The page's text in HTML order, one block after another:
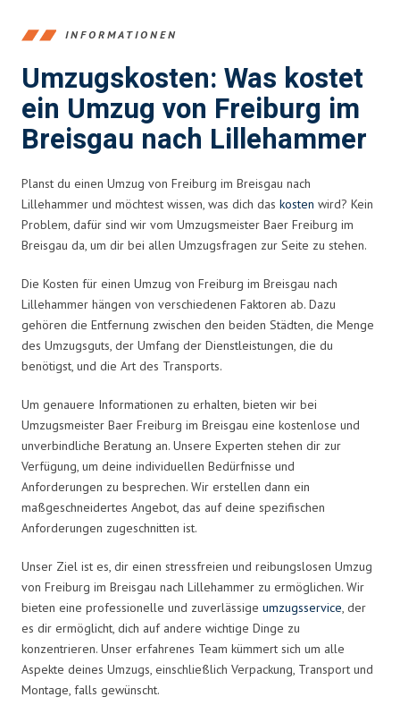
INFORMATIONEN
Umzugskosten: Was kostet
ein Umzug von Freiburg im
Breisgau nach Lillehammer
Planst du einen Umzug von Freiburg im Breisgau nach
Lillehammer und möchtest wissen, was dich das kosten wird? Kein
Problem, dafür sind wir vom Umzugsmeister Baer Freiburg im
Breisgau da, um dir bei allen Umzugsfragen zur Seite zu stehen.
Die Kosten für einen Umzug von Freiburg im Breisgau nach
Lillehammer hängen von verschiedenen Faktoren ab. Dazu
gehören die Entfernung zwischen den beiden Städten, die Menge
des Umzugsguts, der Umfang der Dienstleistungen, die du
benötigst, und die Art des Transports.
Um genauere Informationen zu erhalten, bieten wir bei
Umzugsmeister Baer Freiburg im Breisgau eine kostenlose und
unverbindliche Beratung an. Unsere Experten stehen dir zur
Verfügung, um deine individuellen Bedürfnisse und
Anforderungen zu besprechen. Wir erstellen dann ein
maßgeschneidertes Angebot, das auf deine spezifischen
Anforderungen zugeschnitten ist.
Unser Ziel ist es, dir einen stressfreien und reibungslosen Umzug
von Freiburg im Breisgau nach Lillehammer zu ermöglichen. Wir
bieten eine professionelle und zuverlässige umzugsservice, der
es dir ermöglicht, dich auf andere wichtige Dinge zu
konzentrieren. Unser erfahrenes Team kümmert sich um alle
Aspekte deines Umzugs, einschließlich Verpackung, Transport und
Montage, falls gewünscht.